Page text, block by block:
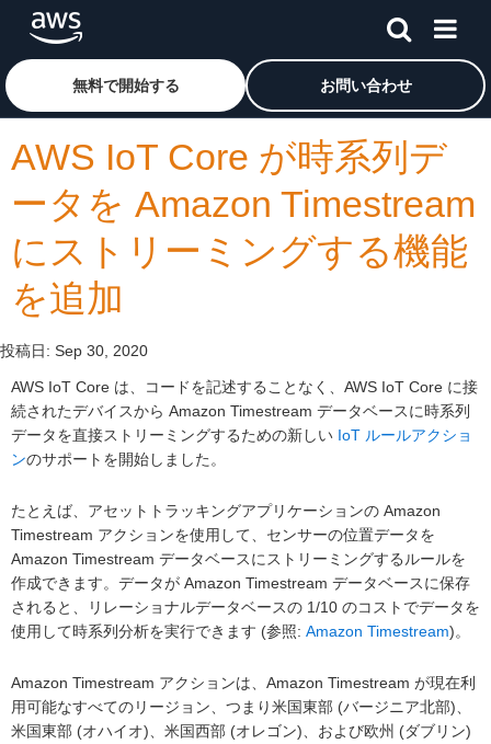
メインコンテンツに移動
アマゾン ウェブ サービスのホームページに戻るには、こ
無料で開始する お問い合わせ
AWS IoT Core が時系列デ
ータを Amazon Timestream
にストリーミングする機能
を追加
投稿日: Sep 30, 2020
AWS IoT Core は、コードを記述することなく、AWS IoT Core に接
続されたデバイスから Amazon Timestream データベースに時系列
データを直接ストリーミングするための新しい IoT ルールアクショ
ンのサポートを開始しました。
たとえば、アセットトラッキングアプリケーションの Amazon
Timestream アクションを使用して、センサーの位置データを
Amazon Timestream データベースにストリーミングするルールを
作成できます。データが Amazon Timestream データベースに保存
されると、リレーショナルデータベースの 1/10 のコストでデータを
使用して時系列分析を実行できます (参照: Amazon Timestream)。
Amazon Timestream アクションは、Amazon Timestream が現在利
用可能なすべてのリージョン、つまり米国東部 (バージニア北部)、
米国東部 (オハイオ)、米国西部 (オレゴン)、および欧州 (ダブリン)